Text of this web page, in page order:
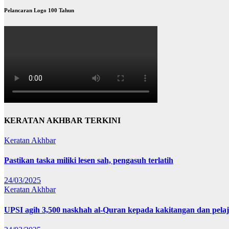
Pelancaran Logo 100 Tahun
KERATAN AKHBAR TERKINI
Keratan Akhbar
Pastikan taska miliki lesen sah, pengasuh terlatih
24/03/2025
Keratan Akhbar
UPSI agih 3,500 naskhah al-Quran kepada kakitangan dan